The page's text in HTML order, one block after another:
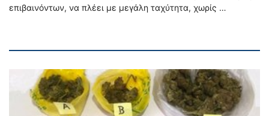
επιβαινόντων, να πλέει με μεγάλη ταχύτητα, χωρίς …